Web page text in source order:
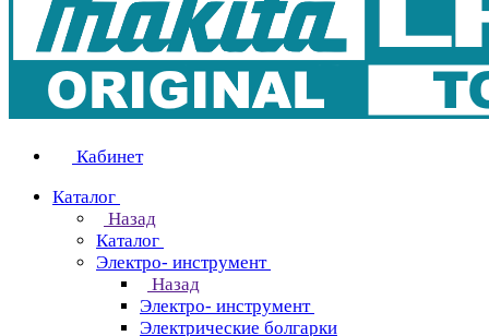
Кабинет
Каталог
Назад
Каталог
Электро- инструмент
Назад
Электро- инструмент
Электрические болгарки